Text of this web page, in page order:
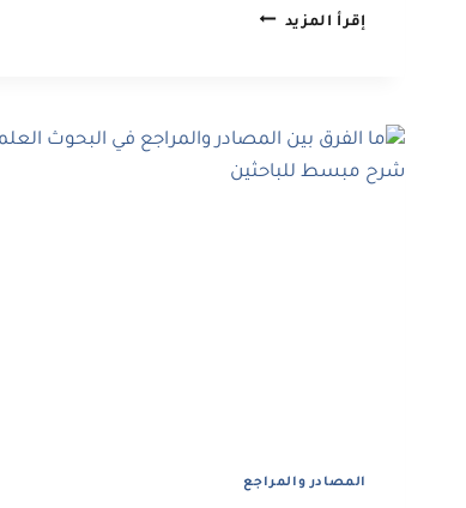
إقرأ المزيد لماذا
مصادره
العلمية
اﻟﻤﺼﺎدر واﻟﻤﺮاﺟﻊ